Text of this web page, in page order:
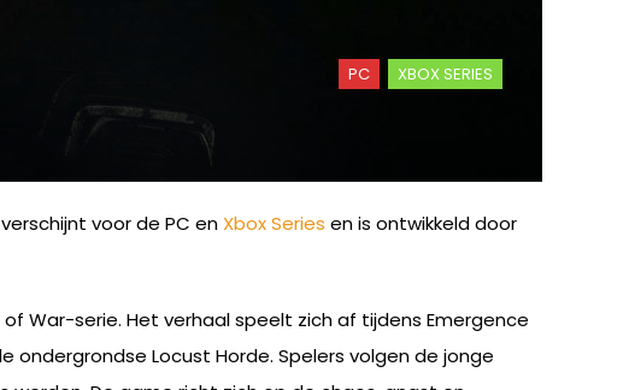
PC XBOX SERIES
voor de PC en Xbox Series en is ontwikkeld door
War-serie. Het verhaal speelt zich af tijdens Emergence
Locust Horde. Spelers volgen de jonge